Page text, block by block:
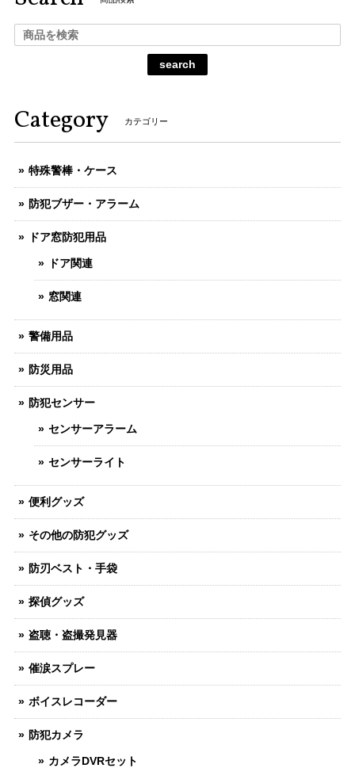
search
Category カテゴリー
特殊警棒・ケース
防犯ブザー・アラーム
ドア窓防犯用品
ドア関連
窓関連
警備用品
防災用品
防犯センサー
センサーアラーム
センサーライト
便利グッズ
その他の防犯グッズ
防刃ベスト・手袋
探偵グッズ
盗聴・盗撮発見器
催涙スプレー
ボイスレコーダー
防犯カメラ
カメラDVRセット